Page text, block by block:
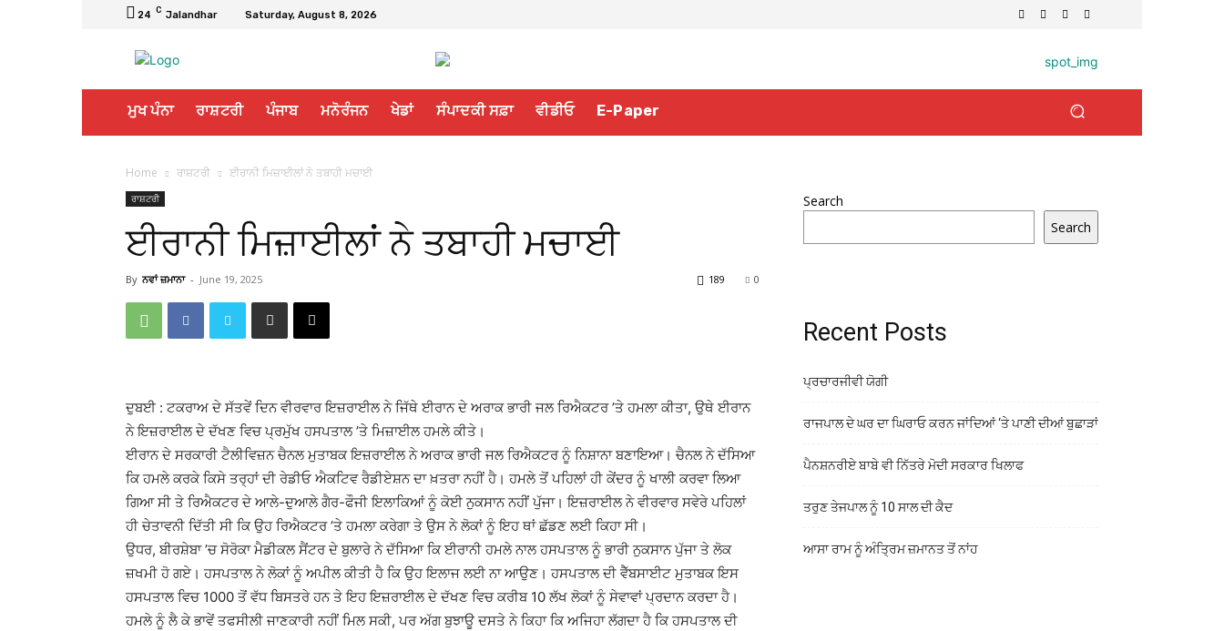
24 C Jalandhar Saturday, August 8, 2026
ਮੁਖ ਪੰਨਾ ਰਾਸ਼ਟਰੀ ਪੰਜਾਬ ਮਨੋਰੰਜਨ ਖੇਡਾਂ ਸੰਪਾਦਕੀ ਸਫ਼ਾ ਵੀਡੀਓ E-Paper
Home ਰਾਸ਼ਟਰੀ ਈਰਾਨੀ ਮਿਜ਼ਾਈਲਾਂ ਨੇ ਤਬਾਹੀ ਮਚਾਈ
ਰਾਸ਼ਟਰੀ
ਈਰਾਨੀ ਮਿਜ਼ਾਈਲਾਂ ਨੇ ਤਬਾਹੀ ਮਚਾਈ
By ਨਵਾਂ ਜ਼ਮਾਨਾ - June 19, 2025 0
189
ਦੁਬਈ : ਟਕਰਾਅ ਦੇ ਸੱਤਵੇਂ ਦਿਨ ਵੀਰਵਾਰ ਇਜ਼ਰਾਈਲ ਨੇ ਜਿੱਥੇ ਈਰਾਨ ਦੇ ਅਰਾਕ ਭਾਰੀ ਜਲ ਰਿਐਕਟਰ ’ਤੇ ਹਮਲਾ ਕੀਤਾ, ਉਥੇ ਈਰਾਨ
ਨੇ ਇਜ਼ਰਾਈਲ ਦੇ ਦੱਖਣ ਵਿਚ ਪ੍ਰਮੁੱਖ ਹਸਪਤਾਲ ’ਤੇ ਮਿਜ਼ਾਈਲ ਹਮਲੇ ਕੀਤੇ।
ਈਰਾਨ ਦੇ ਸਰਕਾਰੀ ਟੈਲੀਵਿਜ਼ਨ ਚੈਨਲ ਮੁਤਾਬਕ ਇਜ਼ਰਾਈਲ ਨੇ ਅਰਾਕ ਭਾਰੀ ਜਲ ਰਿਐਕਟਰ ਨੂੰ ਨਿਸ਼ਾਨਾ ਬਣਾਇਆ। ਚੈਨਲ ਨੇ ਦੱਸਿਆ
ਕਿ ਹਮਲੇ ਕਰਕੇ ਕਿਸੇ ਤਰ੍ਹਾਂ ਦੀ ਰੇਡੀਓ ਐਕਟਿਵ ਰੈਡੀਏਸ਼ਨ ਦਾ ਖ਼ਤਰਾ ਨਹੀਂ ਹੈ। ਹਮਲੇ ਤੋਂ ਪਹਿਲਾਂ ਹੀ ਕੇਂਦਰ ਨੂੰ ਖਾਲੀ ਕਰਵਾ ਲਿਆ
ਗਿਆ ਸੀ ਤੇ ਰਿਐਕਟਰ ਦੇ ਆਲੇ-ਦੁਆਲੇ ਗੈਰ-ਫੌਜੀ ਇਲਾਕਿਆਂ ਨੂੰ ਕੋਈ ਨੁਕਸਾਨ ਨਹੀਂ ਪੁੱਜਾ। ਇਜ਼ਰਾਈਲ ਨੇ ਵੀਰਵਾਰ ਸਵੇਰੇ ਪਹਿਲਾਂ
ਹੀ ਚੇਤਾਵਨੀ ਦਿੱਤੀ ਸੀ ਕਿ ਉਹ ਰਿਐਕਟਰ ’ਤੇ ਹਮਲਾ ਕਰੇਗਾ ਤੇ ਉਸ ਨੇ ਲੋਕਾਂ ਨੂੰ ਇਹ ਥਾਂ ਛੱਡਣ ਲਈ ਕਿਹਾ ਸੀ।
ਉਧਰ, ਬੀਰਸ਼ੇਬਾ ’ਚ ਸੋਰੋਕਾ ਮੈਡੀਕਲ ਸੈਂਟਰ ਦੇ ਬੁਲਾਰੇ ਨੇ ਦੱਸਿਆ ਕਿ ਈਰਾਨੀ ਹਮਲੇ ਨਾਲ ਹਸਪਤਾਲ ਨੂੰ ਭਾਰੀ ਨੁਕਸਾਨ ਪੁੱਜਾ ਤੇ ਲੋਕ
ਜ਼ਖਮੀ ਹੋ ਗਏ। ਹਸਪਤਾਲ ਨੇ ਲੋਕਾਂ ਨੂੰ ਅਪੀਲ ਕੀਤੀ ਹੈ ਕਿ ਉਹ ਇਲਾਜ ਲਈ ਨਾ ਆਉਣ। ਹਸਪਤਾਲ ਦੀ ਵੈੱਬਸਾਈਟ ਮੁਤਾਬਕ ਇਸ
ਹਸਪਤਾਲ ਵਿਚ 1000 ਤੋਂ ਵੱਧ ਬਿਸਤਰੇ ਹਨ ਤੇ ਇਹ ਇਜ਼ਰਾਈਲ ਦੇ ਦੱਖਣ ਵਿਚ ਕਰੀਬ 10 ਲੱਖ ਲੋਕਾਂ ਨੂੰ ਸੇਵਾਵਾਂ ਪ੍ਰਦਾਨ ਕਰਦਾ ਹੈ।
ਹਮਲੇ ਨੂੰ ਲੈ ਕੇ ਭਾਵੇਂ ਤਫਸੀਲੀ ਜਾਣਕਾਰੀ ਨਹੀਂ ਮਿਲ ਸਕੀ, ਪਰ ਅੱਗ ਬੁਝਾਊ ਦਸਤੇ ਨੇ ਕਿਹਾ ਕਿ ਅਜਿਹਾ ਲੱਗਦਾ ਹੈ ਕਿ ਹਸਪਤਾਲ ਦੀ
Search
Search
Recent Posts
ਪ੍ਰਚਾਰਜੀਵੀ ਯੋਗੀ
ਰਾਜਪਾਲ ਦੇ ਘਰ ਦਾ ਘਿਰਾਓ ਕਰਨ ਜਾਂਦਿਆਂ ‘ਤੇ ਪਾਣੀ ਦੀਆਂ ਬੁਛਾੜਾਂ
ਪੈਨਸ਼ਨਰੀਏ ਬਾਬੇ ਵੀ ਨਿੱਤਰੇ ਮੋਦੀ ਸਰਕਾਰ ਖਿਲਾਫ
ਤਰੁਣ ਤੇਜਪਾਲ ਨੂੰ 10 ਸਾਲ ਦੀ ਕੈਦ
ਆਸਾ ਰਾਮ ਨੂੰ ਅੰਤ੍ਰਿਮ ਜ਼ਮਾਨਤ ਤੋਂ ਨਾਂਹ